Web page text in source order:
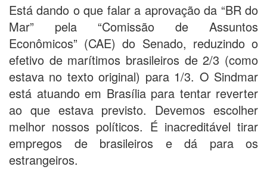
Está dando o que falar a aprovação da “BR do
Mar” pela “Comissão de Assuntos
Econômicos” (CAE) do Senado, reduzindo o
efetivo de marítimos brasileiros de 2/3 (como
estava no texto original) para 1/3. O Sindmar
está atuando em Brasília para tentar reverter
ao que estava previsto. Devemos escolher
melhor nossos políticos. É inacreditável tirar
empregos de brasileiros e dá para os
estrangeiros.